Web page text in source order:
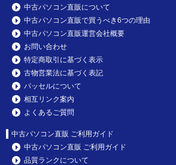
中古パソコン直販について
中古パソコン直販で買うべき6つの理由
中古パソコン直販運営会社概要
お問い合わせ
特定商取引に基づく表示
古物営業法に基づく表記
パッセルについて
相互リンク案内
よくあるご質問
中古パソコン直販 ご利用ガイド
中古パソコン直販 ご利用ガイド
品質ランクについて